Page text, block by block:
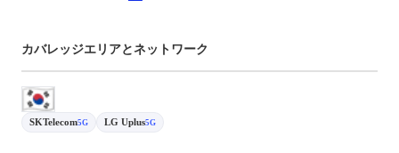
カバレッジエリアとネットワーク
SKTelecom5G LG Uplus5G